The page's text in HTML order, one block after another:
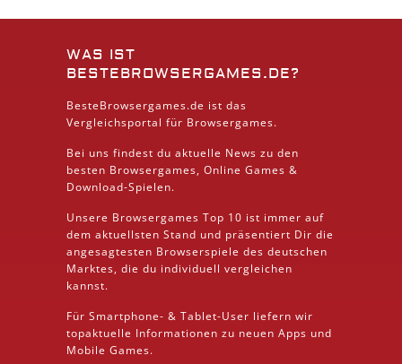
WAS IST
BESTEBROWSERGAMES.DE?
BesteBrowsergames.de ist das
Vergleichsportal für Browsergames.
Bei uns findest du aktuelle News zu den
besten Browsergames, Online Games &
Download-Spielen.
Unsere Browsergames Top 10 ist immer auf
dem aktuellsten Stand und präsentiert Dir die
angesagtesten Browserspiele des deutschen
Marktes, die du individuell vergleichen
kannst.
Für Smartphone- & Tablet-User liefern wir
topaktuelle Informationen zu neuen Apps und
Mobile Games.